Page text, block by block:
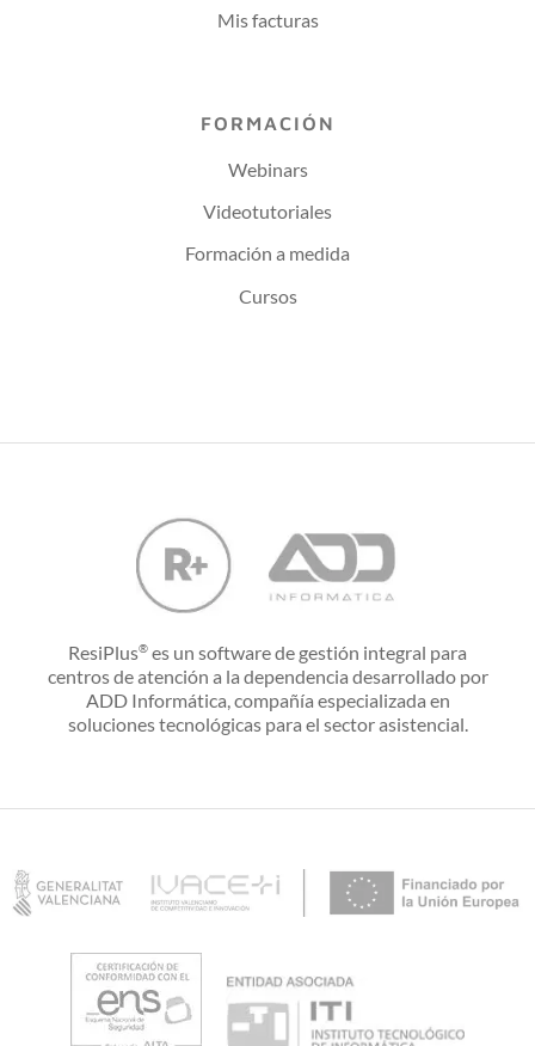
Mis facturas
FORMACIÓN
Webinars
Videotutoriales
Formación a medida
Cursos
ResiPlus® es un software de gestión integral para
centros de atención a la dependencia desarrollado por
ADD Informática, compañía especializada en
soluciones tecnológicas para el sector asistencial.